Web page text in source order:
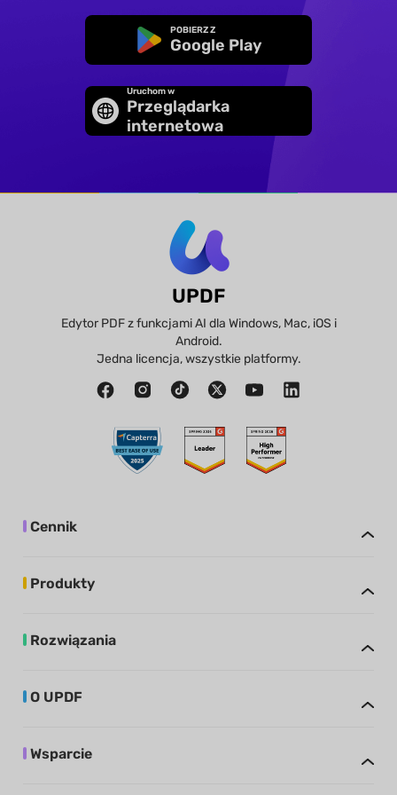
POBIERZ Z
Google Play
Uruchom w
Przeglądarka
internetowa
UPDF
Edytor PDF z funkcjami AI dla Windows, Mac, iOS i
Android.
Jedna licencja, wszystkie platformy.
Cennik
Produkty
Rozwiązania
O UPDF
Wsparcie